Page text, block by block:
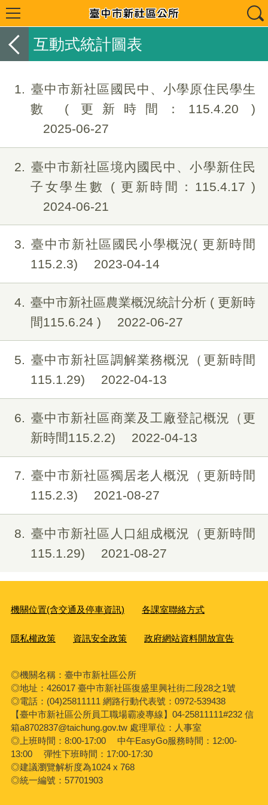
互動式統計圖表
1
臺中市新社區國民中、小學原住民學生
數 ( 更新時間：115.4.20 )
2025-06-27
2
臺中市新社區境內國民中、小學新住民
子女學生數 ( 更新時間：115.4.17 )
2024-06-21
3
臺中市新社區國民小學概況( 更新時間
115.2.3)
2023-04-14
4
臺中市新社區農業概況統計分析 ( 更新時
間115.6.24 )
2022-06-27
5
臺中市新社區調解業務概況（更新時間
115.1.29)
2022-04-13
6
臺中市新社區商業及工廠登記概況（更
新時間115.2.2)
2022-04-13
7
臺中市新社區獨居老人概況（更新時間
115.2.3)
2021-08-27
8
臺中市新社區人口組成概況（更新時間
115.1.29)
2021-08-27
機關位置(含交通及停車資訊) 各課室聯絡方式
隱私權政策 資訊安全政策 政府網站資料開放宣告
◎機關名稱：臺中市新社區公所
◎地址：426017 臺中市新社區復盛里興社街二段28之1號
◎電話：(04)25811111 網路行動代表號：0972-539438
【臺中市新社區公所員工職場霸凌專線】04-25811111#232 信
箱a8702837@taichung.gov.tw 處理單位：人事室
◎上班時間：8:00-17:00 中午EasyGo服務時間：12:00-
13:00 彈性下班時間：17:00-17:30
◎建議瀏覽解析度為1024 x 768
◎統一編號：57701903